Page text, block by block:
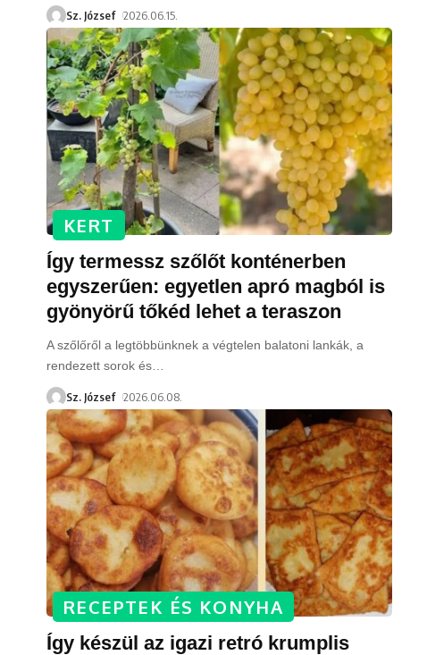
Sz. József 2026.06.15.
KERT
Így termessz szőlőt konténerben
egyszerűen: egyetlen apró magból is
gyönyörű tőkéd lehet a teraszon
A szőlőről a legtöbbünknek a végtelen balatoni lankák, a
rendezett sorok és
Sz. József 2026.06.08.
RECEPTEK ÉS KONYHA
Így készül az igazi retró krumplis